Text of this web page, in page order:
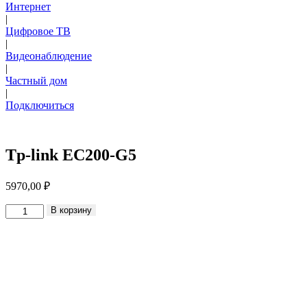
Интернет
|
Цифровое ТВ
|
Видеонаблюдение
|
Частный дом
|
Подключиться
Tp-link EC200-G5
5970,00 ₽
Количество
товара
В корзину